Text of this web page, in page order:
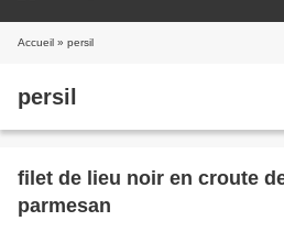
Accueil » persil
persil
filet de lieu noir en croute
parmesan